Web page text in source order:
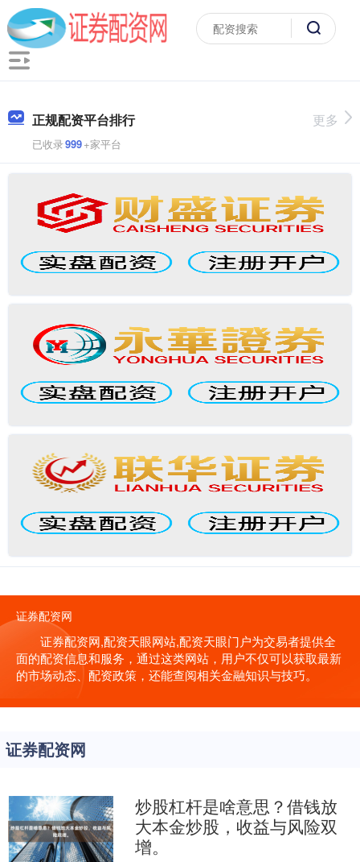
正规配资平台排行
已收录999+家平台
更多
证券配资网
证券配资网,配资天眼网站,配资天眼门户为交易者提供全
面的配资信息和服务，通过这类网站，用户不仅可以获取最新
的市场动态、配资政策，还能查阅相关金融知识与技巧。
证券配资网
炒股杠杆是啥意思？借钱放
大本金炒股，收益与风险双
增。